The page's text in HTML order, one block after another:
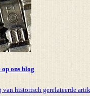
ons blog
van historisch gerelateerde